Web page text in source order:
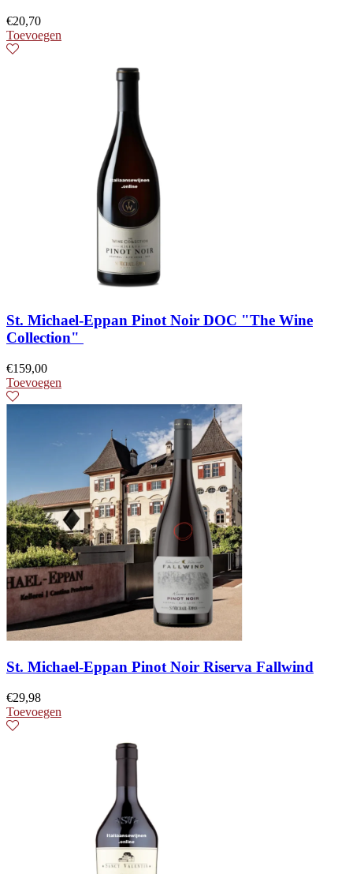
€20,70
Toevoegen
St. Michael-Eppan Pinot Noir DOC "The Wine
Collection"
€159,00
Toevoegen
St. Michael-Eppan Pinot Noir Riserva Fallwind
€29,98
Toevoegen